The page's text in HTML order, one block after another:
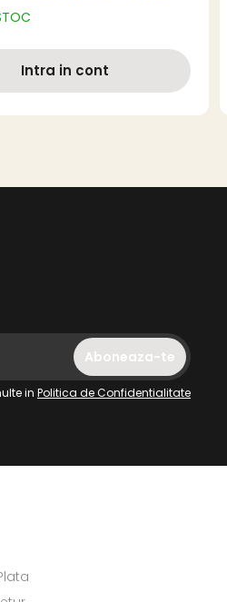
Intra in cont
in Politica de Confidentialitate